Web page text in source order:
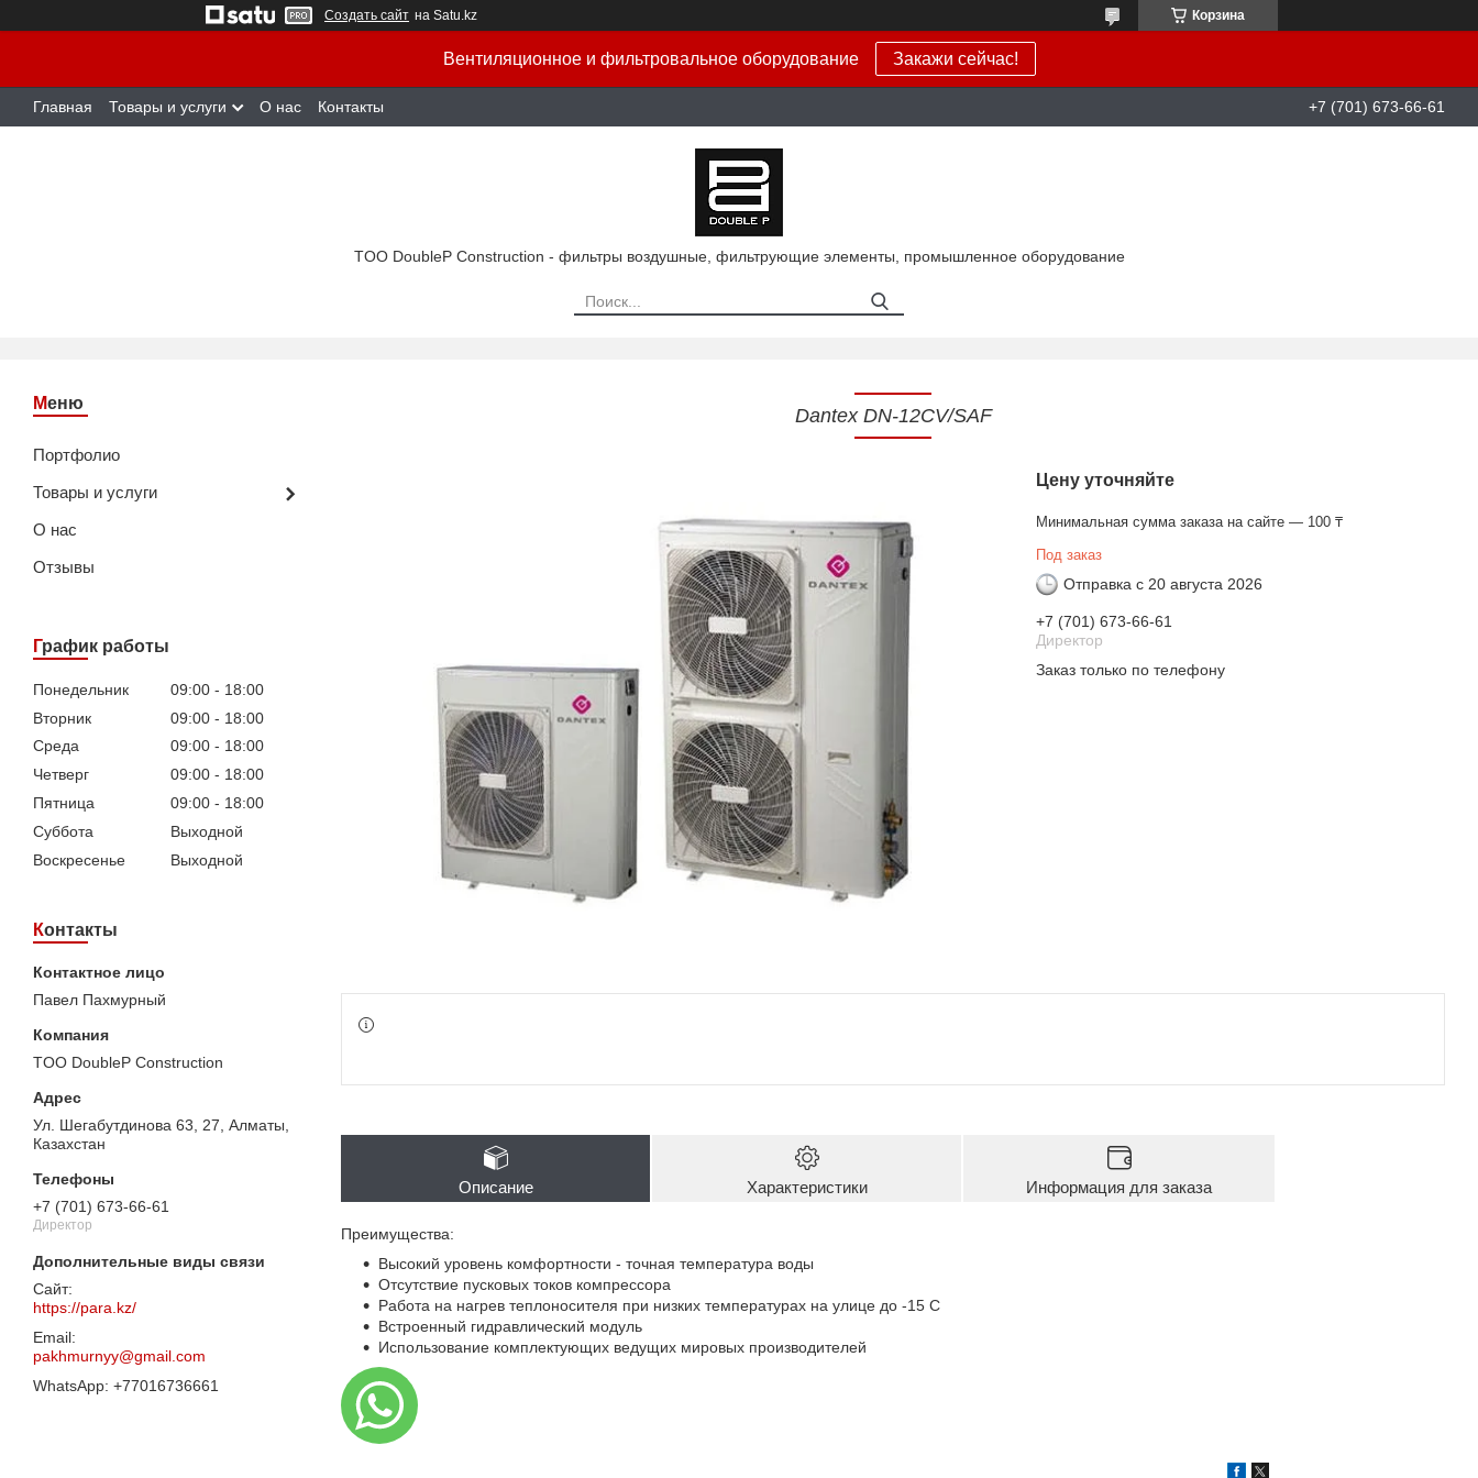
Создать сайт на Satu.kz Корзина
Вентиляционное и фильтровальное оборудование Закажи сейчас!
Главная Товары и услуги О нас Контакты +7 (701) 673-66-61
TOO DoubleP Construction - фильтры воздушные, фильтрующие элементы, промышленное оборудование
Портфолио
Товары и услуги
О нас
Отзывы
График работы
Понедельник 09:00
18:00
Вторник
09:00
18:00
Среда
09:00
18:00
Четверг
09:00
18:00
Пятница
09:00
18:00
Суббота
Выходной
Воскресенье
Выходной
Контакты
Павел Пахмурный
TOO DoubleP Construction
Ул. Шегабутдинова 63, 27, Алматы,
Казахстан
+7 (701) 673-66-61
Директор
https://para.kz/
pakhmurnyy@gmail.com
+77016736661
Dantex DN-12CV/SAF
Цену уточняйте
Минимальная сумма заказа на сайте — 100 ₸
Под заказ
Отправка с 20 августа 2026
+7 (701) 673-66-61
Директор
Заказ только по телефону
Описание Характеристики Информация для заказа
Преимущества:
Высокий уровень комфортности - точная температура воды
Отсутствие пусковых токов компрессора
Работа на нагрев теплоносителя при низких температурах на улице до -15 С
Встроенный гидравлический модуль
Использование комплектующих ведущих мировых производителей